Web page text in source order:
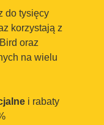
do tysięcy
korzystają z
oraz
na wielu
i rabaty